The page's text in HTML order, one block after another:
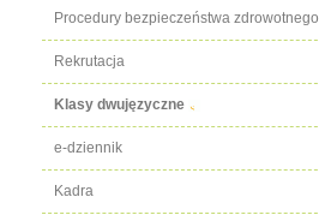
Procedury bezpieczeństwa zdrowotnego
Rekrutacja
Klasy dwujęzyczne
e-dziennik
Kadra